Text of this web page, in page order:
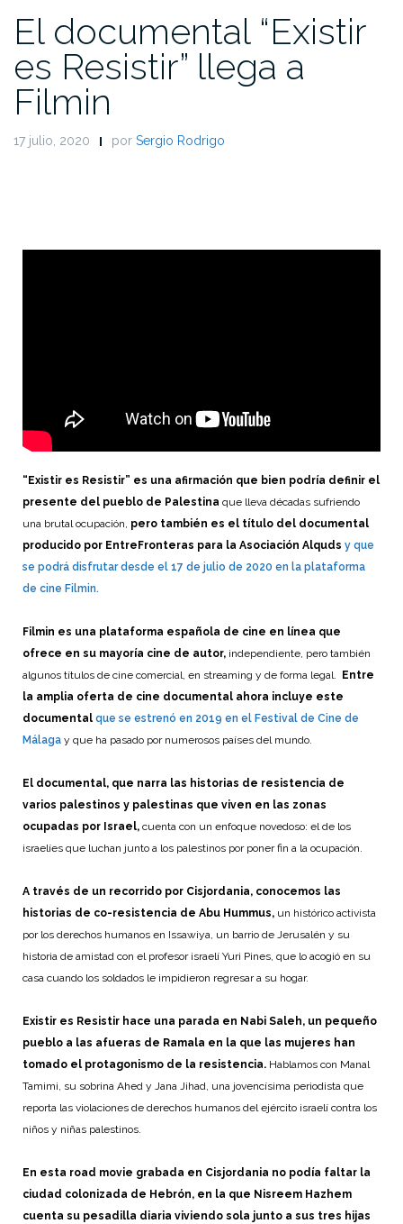
El documental “Existir
es Resistir” llega a
Filmin
17 julio, 2020 por Sergio Rodrigo
“Existir es Resistir” es una afirmación que bien podría definir el
presente del pueblo de Palestina que lleva décadas sufriendo
una brutal ocupación, pero también es el título del documental
producido por EntreFronteras para la Asociación Alquds y que
se podrá disfrutar desde el 17 de julio de 2020 en la plataforma
de cine Filmin.
Filmin es una plataforma española de cine en línea que
ofrece en su mayoría cine de autor, independiente, pero también
algunos títulos de cine comercial, en streaming y de forma legal.
Entre
la amplia oferta de cine documental ahora incluye este
documental que se estrenó en 2019 en el Festival de Cine de
Málaga y que ha pasado por numerosos países del mundo.
El documental, que narra las historias de resistencia de
varios palestinos y palestinas que viven en las zonas
ocupadas por Israel, cuenta con un enfoque novedoso: el de los
israelíes que luchan junto a los palestinos por poner fin a la ocupación.
A través de un recorrido por Cisjordania, conocemos las
historias de co-resistencia de Abu Hummus, un histórico activista
por los derechos humanos en Issawiya, un barrio de Jerusalén y su
historia de amistad con el profesor israelí Yuri Pines, que lo acogió en su
casa cuando los soldados le impidieron regresar a su hogar.
Existir es Resistir hace una parada en Nabi Saleh, un pequeño
pueblo a las afueras de Ramala en la que las mujeres han
tomado el protagonismo de la resistencia. Hablamos con Manal
Tamimi, su sobrina Ahed y Jana Jihad, una jovencísima periodista que
reporta las violaciones de derechos humanos del ejército israelí contra los
niños y niñas palestinos.
En esta road movie grabada en Cisjordania no podía faltar la
ciudad colonizada de Hebrón, en la que Nisreem Hazhem
cuenta su pesadilla diaria viviendo sola junto a sus tres hijas